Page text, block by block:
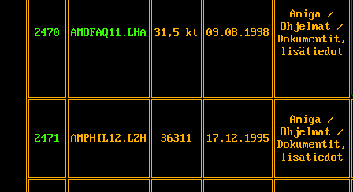
2470 AMOFAQ11.LHA 31,5 kt 09.08.1998
Amiga /
Ohjelmat /
Dokumentit,
lisätiedot
2471 AMPHIL12.LZH 36311 17.12.1995
Amiga /
Ohjelmat /
Dokumentit,
lisätiedot